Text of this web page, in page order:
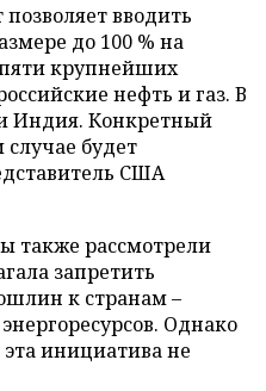
вводить
до 100 % на
крупнейших
нефть и газ. В
Индия. Конкретный
будет
США
также рассмотрели
запретить
к странам –
Однако
инициатива не